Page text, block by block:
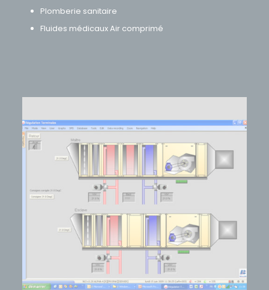
Plomberie sanitaire
Fluides médicaux Air comprimé